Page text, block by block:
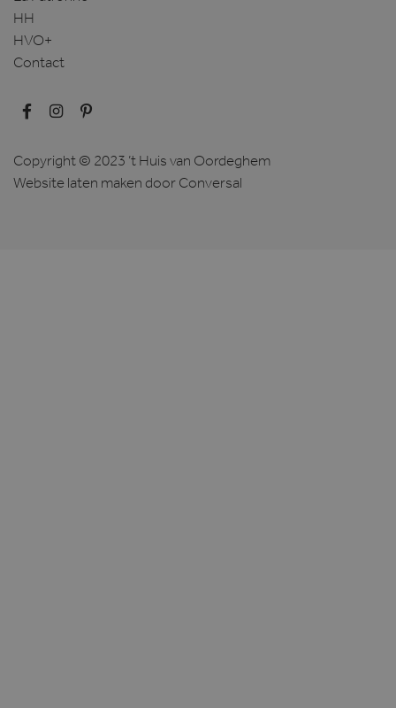
HH
HVO+
Contact
Copyright © 2023 ’t Huis van Oordeghem
Website laten maken door Conversal